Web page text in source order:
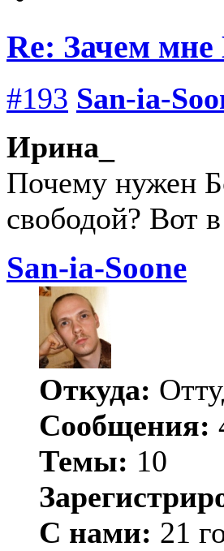
Re: Зачем мне
#193 San-ia-
Ирина_
Почему нужен
свободой? Вот
San-ia-Soone
Откуда:
Сообщения:
Темы: 10
С нами: 21